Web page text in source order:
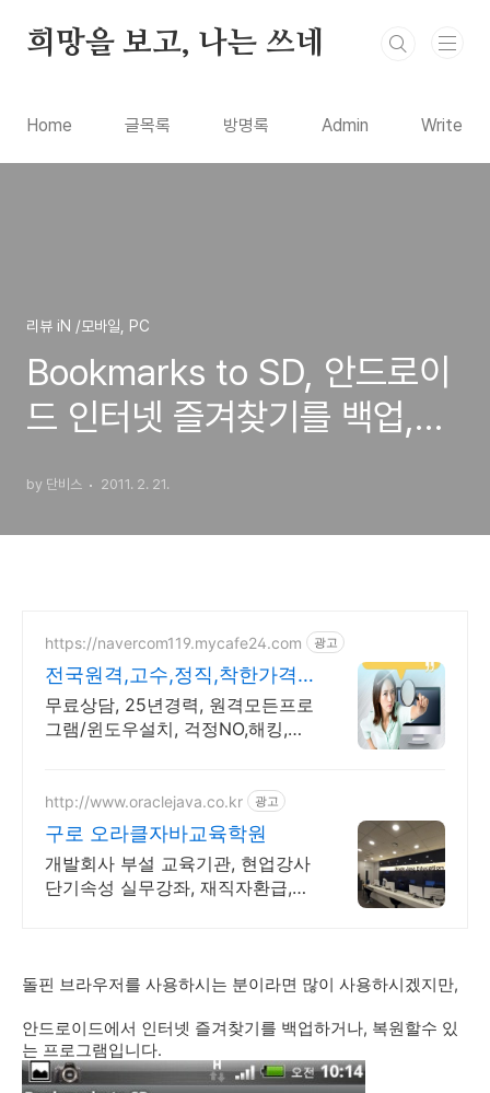
희망을 보고, 나는 쓰네
Home 글목록 방명록 Admin Write
리뷰 iN /모바일, PC
Bookmarks to SD, 안드로이
드 인터넷 즐겨찾기를 백업,복
by 단비스 2011. 2. 21.
https://navercom119.mycafe24.com 광고
전국원격,고수,정직,착한가격
컴퓨터관련 모든 상담환영!
무료상담, 25년경력, 원격모든프로
그램/윈도우설치, 걱정NO,해킹,바
http://www.oraclejava.co.kr 광고
구로 오라클자바교육학원
개발회사 부설 교육기관, 현업강사
단기속성 실무강좌, 재직자환급,
돌핀 브라우저를 사용하시는 분이라면 많이 사용하시겠지만,
안드로이드에서 인터넷 즐겨찾기를 백업하거나, 복원할수 있
는 프로그램입니다.